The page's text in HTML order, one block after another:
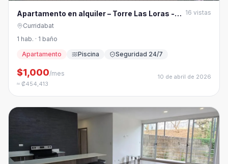
Apartamento en alquiler – Torre Las Loras -
Curridabat
16 vistas
Curridabat
1 hab. · 1 baño
Apartamento
Piscina Seguridad 24/7
$1,000/mes
≈ ₡454,413
10 de abril de 2026